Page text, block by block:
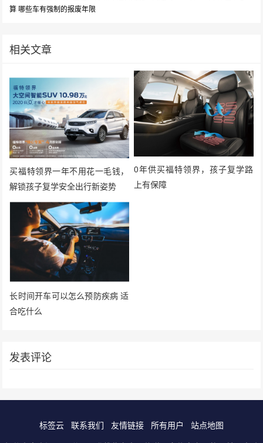
算 哪些车有强制的报废年限
相关文章
买福特领界一年不用花一毛钱，
解锁孩子复学安全出行新姿势
0年供买福特领界，孩子复学路
上有保障
长时间开车可以怎么预防疾病 适
合吃什么
发表评论
标签云 联系我们 友情链接 所有用户
站点地图